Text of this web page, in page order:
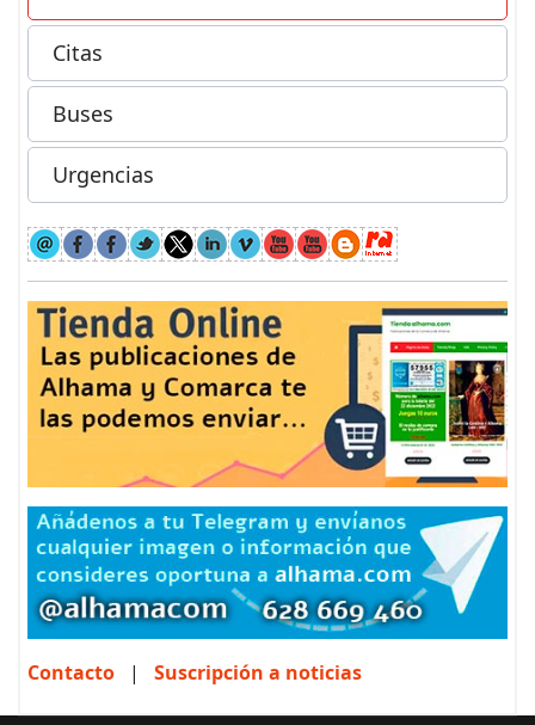
Citas
Buses
Urgencias
Contacto | Suscripción a noticias